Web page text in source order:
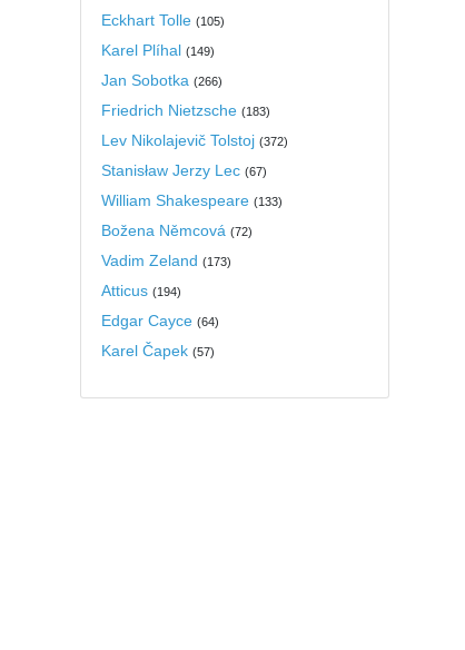
Eckhart Tolle (105)
Karel Plíhal (149)
Jan Sobotka (266)
Friedrich Nietzsche (183)
Lev Nikolajevič Tolstoj (372)
Stanisław Jerzy Lec (67)
William Shakespeare (133)
Božena Němcová (72)
Vadim Zeland (173)
Atticus (194)
Edgar Cayce (64)
Karel Čapek (57)